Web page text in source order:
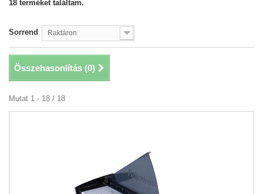
18 terméket találtam.
Sorrend Raktáron
Összehasonlítás (0)
Mutat 1 - 18 / 18